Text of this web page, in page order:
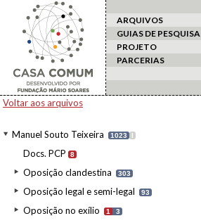
ARQUIVOS
GUIAS DE PESQUISA
PROJETO
PARCERIAS
Voltar aos arquivos
Manuel Souto Teixeira 1023 I
Docs. PCP 8
Oposição clandestina 303
Oposição legal e semi-legal 93
Oposição no exílio 1 3